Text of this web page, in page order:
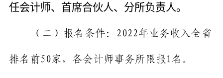
任会计师、首席合伙人、分所负责人。
（二）报名条件： 2022年业务收入 全省
排名前50家， 各会计师事务所限报 1 名。